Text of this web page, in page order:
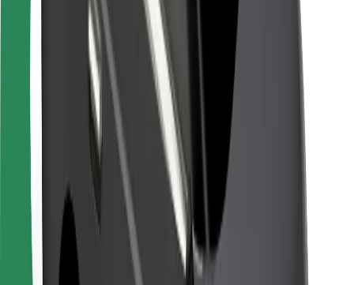
Bolt Food
Pro flotilové partnery
Pro restaurace
Bolt for Business
Partneři
Obchodní podmínky
Zabezpečení